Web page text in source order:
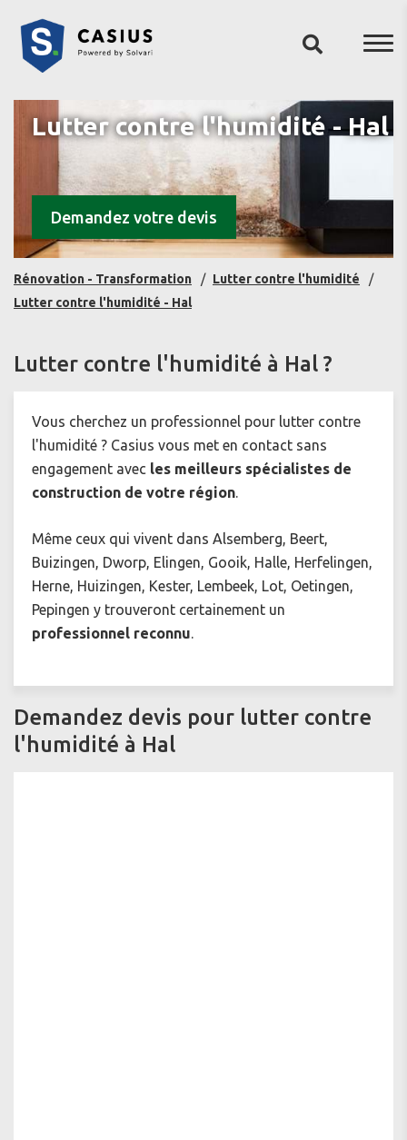
Lutter contre l'humidité - Hal
Demandez votre devis
Rénovation - Transformation
Lutter contre l'humidité
Lutter contre l'humidité - Hal
Lutter contre l'humidité à Hal ?
Vous cherchez un professionnel pour lutter contre
l'humidité ? Casius vous met en contact sans
engagement avec les meilleurs spécialistes de
construction de votre région.
Même ceux qui vivent dans Alsemberg, Beert,
Buizingen, Dworp, Elingen, Gooik, Halle, Herfelingen,
Herne, Huizingen, Kester, Lembeek, Lot, Oetingen,
Pepingen y trouveront certainement un
professionnel reconnu.
Demandez devis pour lutter contre
l'humidité à Hal